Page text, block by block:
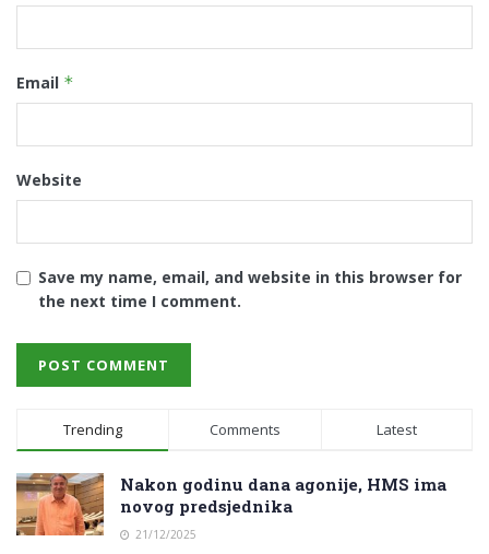
Email *
Website
Save my name, email, and website in this browser for
the next time I comment.
Trending Comments Latest
Nakon godinu dana agonije, HMS ima
novog predsjednika
21/12/2025